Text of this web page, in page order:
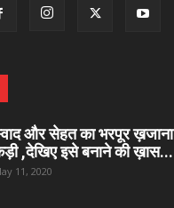
और सेहत का भरपूर ख़जाना
,देखिए इसे बनाने की ख़ास...
11, 2020